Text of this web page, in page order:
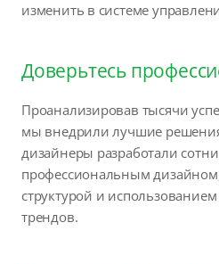
изменить в системе
Доверьтесь
Проанализировав тысячи
мы внедрили лучшие
дизайнеры разработали
профессиональным
структурой и
трендов.